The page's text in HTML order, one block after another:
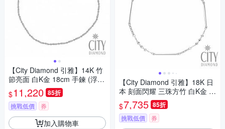
【City Diamond 引雅】14K 竹
節亮面 白K金 18cm 手鍊 (浮光
流影系列)
$11,220 85折
挑戰低價 券
加入購物車
【City Diamond 引雅】18K 日
本 刻面閃耀 三珠方竹 白K金 手
鍊 (東京Yuki表參道系列)
$7,735 85折
挑戰低價 券